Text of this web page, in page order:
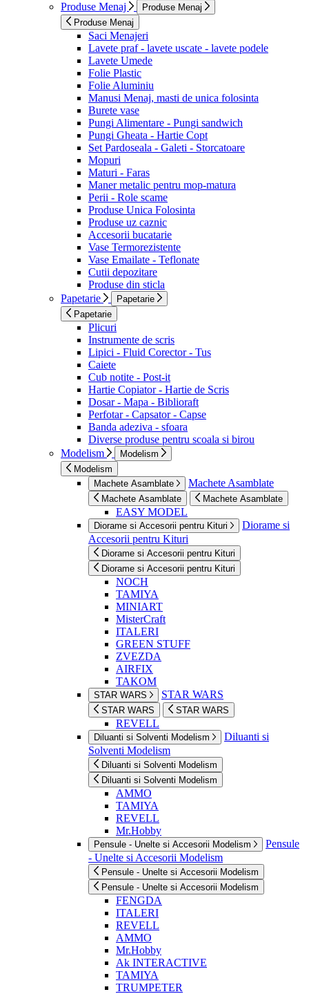
Produse Menaj
Produse Menaj
Produse Menaj
Saci Menajeri
Lavete praf - lavete uscate - lavete podele
Lavete Umede
Folie Plastic
Folie Aluminiu
Manusi Menaj, masti de unica folosinta
Burete vase
Pungi Alimentare - Pungi sandwich
Pungi Gheata - Hartie Copt
Set Pardoseala - Galeti - Storcatoare
Mopuri
Maturi - Faras
Maner metalic pentru mop-matura
Perii - Role scame
Produse Unica Folosinta
Produse uz caznic
Accesorii bucatarie
Vase Termorezistente
Vase Emailate - Teflonate
Cutii depozitare
Produse din sticla
Papetarie
Papetarie
Papetarie
Plicuri
Instrumente de scris
Lipici - Fluid Corector - Tus
Caiete
Cub notite - Post-it
Hartie Copiator - Hartie de Scris
Dosar - Mapa - Biblioraft
Perfotar - Capsator - Capse
Banda adeziva - sfoara
Diverse produse pentru scoala si birou
Modelism
Modelism
Modelism
Machete Asamblate
Machete Asamblate
Machete Asamblate Machete Asamblate
EASY MODEL
Diorame si Accesorii pentru Kituri
Diorame si
Accesorii pentru Kituri
Diorame si Accesorii pentru Kituri
Diorame si Accesorii pentru Kituri
NOCH
TAMIYA
MINIART
MisterCraft
ITALERI
GREEN STUFF
ZVEZDA
AIRFIX
TAKOM
STAR WARS STAR WARS
STAR WARS STAR WARS
REVELL
Diluanti si Solventi Modelism
Diluanti si
Solventi Modelism
Diluanti si Solventi Modelism
Diluanti si Solventi Modelism
AMMO
TAMIYA
REVELL
Mr.Hobby
Pensule - Unelte si Accesorii Modelism
Pensule
- Unelte si Accesorii Modelism
Pensule - Unelte si Accesorii Modelism
Pensule - Unelte si Accesorii Modelism
FENGDA
ITALERI
REVELL
AMMO
Mr.Hobby
Ak INTERACTIVE
TAMIYA
TRUMPETER